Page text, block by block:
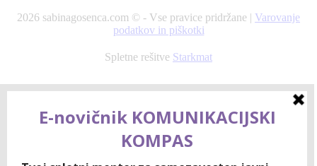
2026 sabinagosenca.com © - Vse pravice pridržane | Varovanje
podatkov in piškotki
Spletne rešitve Starkmat